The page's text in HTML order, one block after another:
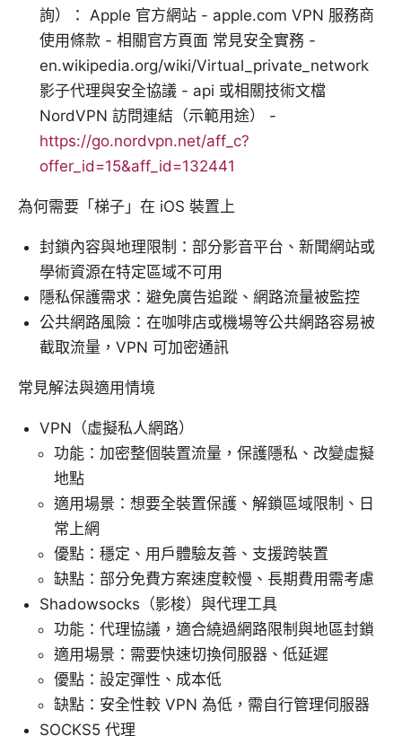
詢）： Apple 官方網站 - apple.com VPN 服務商
使用條款 - 相關官方頁面 常見安全實務 -
en.wikipedia.org/wiki/Virtual_private_network
影子代理與安全協議 - api 或相關技術文檔
NordVPN 訪問連結（示範用途） -
https://go.nordvpn.net/aff_c?
offer_id=15&aff_id=132441
為何需要「梯子」在 iOS 裝置上
封鎖內容與地理限制：部分影音平台、新聞網站或
學術資源在特定區域不可用
隱私保護需求：避免廣告追蹤、網路流量被監控
公共網路風險：在咖啡店或機場等公共網路容易被
截取流量，VPN 可加密通訊
常見解法與適用情境
VPN（虛擬私人網路）
功能：加密整個裝置流量，保護隱私、改變虛擬
地點
適用場景：想要全裝置保護、解鎖區域限制、日
常上網
優點：穩定、用戶體驗友善、支援跨裝置
缺點：部分免費方案速度較慢、長期費用需考慮
Shadowsocks（影梭）與代理工具
功能：代理協議，適合繞過網路限制與地區封鎖
適用場景：需要快速切換伺服器、低延遲
優點：設定彈性、成本低
缺點：安全性較 VPN 為低，需自行管理伺服器
SOCKS5 代理